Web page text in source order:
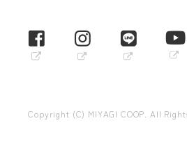
Copyright (C) MIYAGI COOP. All